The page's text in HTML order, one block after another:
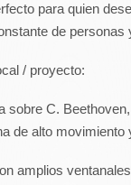
para quien
de personas
/ proyecto:
sobre C.
de alto movimiento
amplios